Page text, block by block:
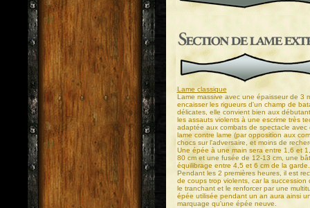
Lame classique
Lame massive avec une épaisseur de 3
encaisser les rigueurs d'un champ de
délicates, elle convient bien aux
les assauts violents à une escrime très
adaptée aux combats de spectacle avec
lame contre lame (par opposition aux
chocs sur l'adversaire, et moins de
Une épée à une main sera entre 1,6 et
80 cm et une fusée de 12-13 cm, une
équilibrage entre 4,5 et 6 cm de la garde.
Pendant les 2 premières heures, il est
de coups trop violents, car la succession
le tranchant et le renforcer par une
épée utilisée pendant un an aura ainsi
marquage qu'une épée neuve.